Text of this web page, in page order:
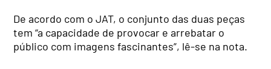
De acordo com o JAT, o conjunto das duas peças
tem “a capacidade de provocar e arrebatar o
público com imagens fascinantes”, lê-se na nota.